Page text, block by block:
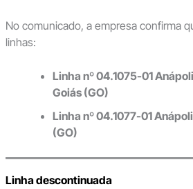
No comunicado, a empresa confirma
linhas:
Linha nº 04.1075-01
Goiás (GO)
Linha nº 04.1077-01
(GO)
Linha descontinuada